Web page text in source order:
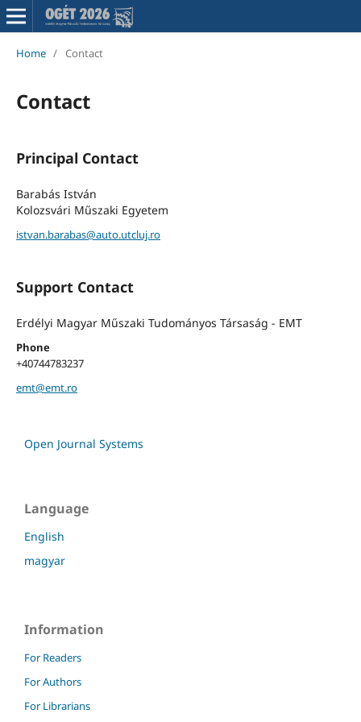
Home / Contact
Contact
Principal Contact
Barabás István
Kolozsvári Műszaki Egyetem
istvan.barabas@auto.utcluj.ro
Support Contact
Erdélyi Magyar Műszaki Tudományos Társaság - EMT
Phone
+40744783237
emt@emt.ro
Open Journal Systems
Language
English
magyar
Information
For Readers
For Authors
For Librarians